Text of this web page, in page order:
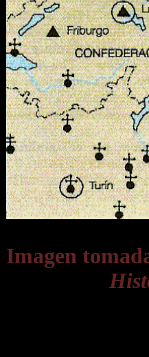
Imagen